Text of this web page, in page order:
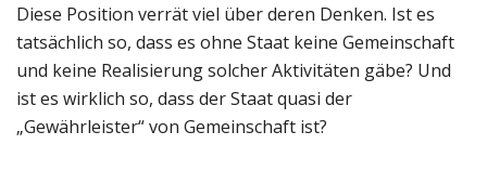
Diese Position verrät viel über deren Denken. Ist es
tatsächlich so, dass es ohne Staat keine Gemeinschaft
und keine Realisierung solcher Aktivitäten gäbe? Und
ist es wirklich so, dass der Staat quasi der
„Gewährleister“ von Gemeinschaft ist?